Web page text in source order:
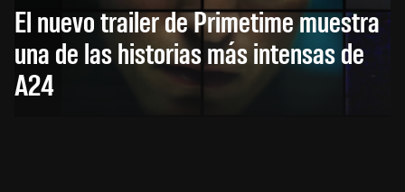
El nuevo trailer de Primetime muestra
una de las historias más intensas de
A24